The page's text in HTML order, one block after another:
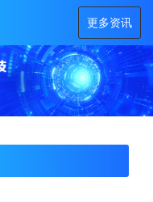
更多资讯